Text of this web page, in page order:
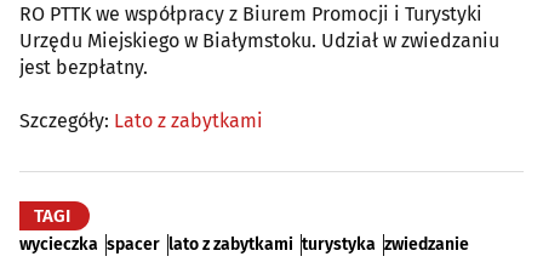
RO PTTK we współpracy z Biurem Promocji i Turystyki
Urzędu Miejskiego w Białymstoku. Udział w zwiedzaniu
jest bezpłatny.
Szczegóły: Lato z zabytkami
TAGI
wycieczka spacer lato z zabytkami turystyka zwiedzanie